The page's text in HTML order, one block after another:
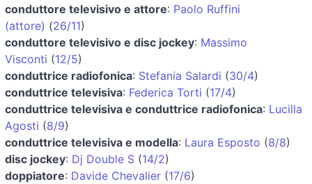
conduttore televisivo e attore: Paolo Ruffini
(attore) (26/11)
conduttore televisivo e disc jockey: Massimo
Visconti (12/5)
conduttrice radiofonica: Stefania Salardi (30/4)
conduttrice televisiva: Federica Torti (17/4)
conduttrice televisiva e conduttrice radiofonica: Lucilla
Agosti (8/9)
conduttrice televisiva e modella: Laura Esposto (8/8)
disc jockey: Dj Double S (14/2)
doppiatore: Davide Chevalier (17/6)